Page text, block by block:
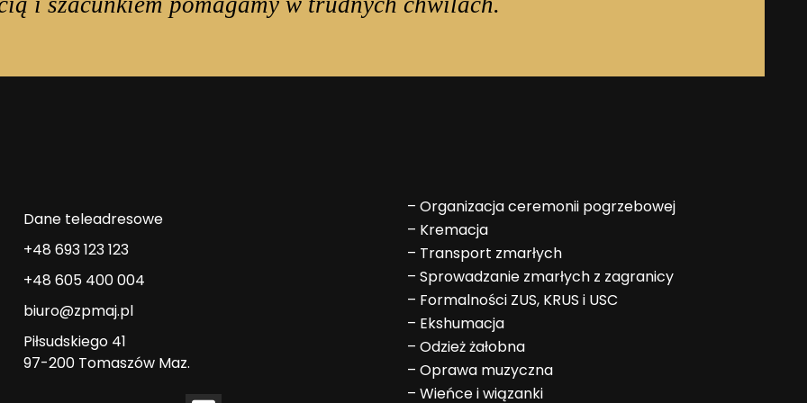
Dane teleadresowe
+48 693 123 123
+48 605 400 004
biuro@zpmaj.pl
Piłsudskiego 41
97-200 Tomaszów Maz.
–Organizacja ceremonii pogrzebowej
– Kremacja
– Transport zmarłych
–Sprowadzanie zmarłych z zagranicy
– Formalności ZUS, KRUS i USC
– Ekshumacja
–Odzież żałobna
–Oprawa muzyczna
–Wieńce i wiązanki